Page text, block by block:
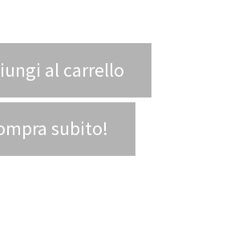
al carrello
subito!